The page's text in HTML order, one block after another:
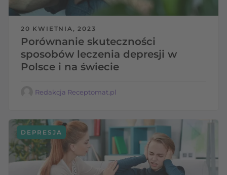
20 KWIETNIA, 2023
Porównanie skuteczności
sposobów leczenia depresji w
Polsce i na świecie
Redakcja Receptomat.pl
DEPRESJA